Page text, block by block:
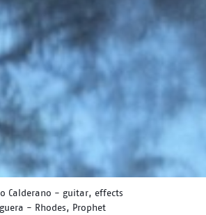
Calderano - guitar, effects
- Rhodes, Prophet